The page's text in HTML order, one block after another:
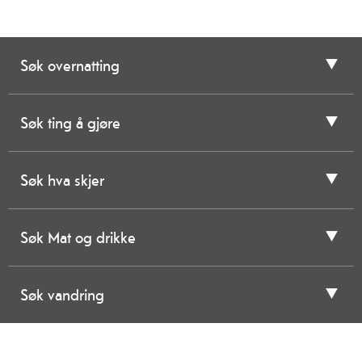
Søk overnatting
Søk ting å gjøre
Søk hva skjer
Søk Mat og drikke
Søk vandring